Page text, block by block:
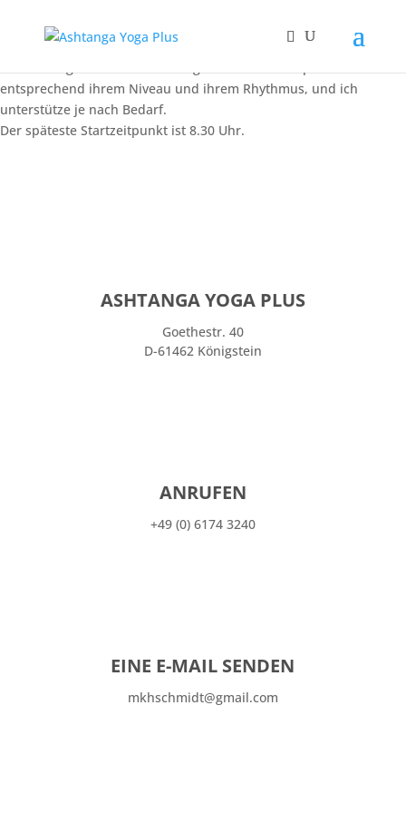
Dies ist ein gutes Format zum Lernen und Praktizieren für
entsprechend ihrem Niveau und ihrem Rhythmus, und ich
unterstütze je nach Bedarf.
Der späteste Startzeitpunkt ist 8.30 Uhr.
ASHTANGA YOGA PLUS
Goethestr. 40
D-61462 Königstein
ANRUFEN
+49 (0) 6174 3240
EINE E-MAIL SENDEN
mkhschmidt@gmail.com